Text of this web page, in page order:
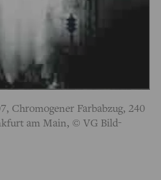
Chromogener Farbabzug, 240
am Main, © VG Bild-